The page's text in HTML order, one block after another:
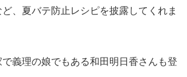
、夏バテ防止レシピを披露してくれま
義理の娘でもある和田明日香さんも登